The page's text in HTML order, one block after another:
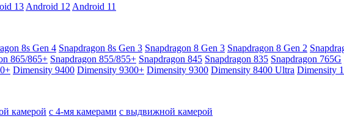
13 Android 12 Android 11
8s Gen 4 Snapdragon 8s Gen 3 Snapdragon 8 Gen 3 Snapdragon 8 Gen 2
865/865+ Snapdragon 855/855+ Snapdragon 845 Snapdragon 835 Snapdragon 765G
Dimensity 9400 Dimensity 9300+ Dimensity 9300 Dimensity 8400 Ultra Dimensity
камерой с 4-мя камерами с выдвижной камерой